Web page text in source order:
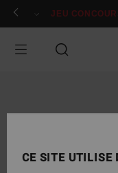
Passer
Se connecter /
JEU
CE SITE UTILISE